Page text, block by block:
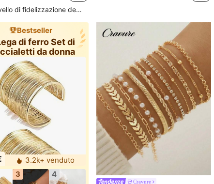
Alto livello di fidelizzazione dei clienti
Bestseller
di ferro Set di
da donna
3.2k+ venduto
3 4
Cravure